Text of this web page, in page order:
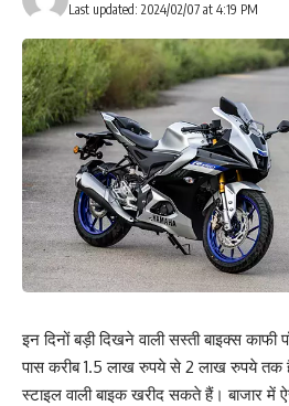
Last updated: 2024/02/07 at 4:19 PM
इन दिनों बड़ी दिखने वाली सस्ती बाइक्स
पास करीब 1.5 लाख रुपये से 2 लाख रुपये
स्टाइल वाली बाइक खरीद सकते हैं। बाजार में